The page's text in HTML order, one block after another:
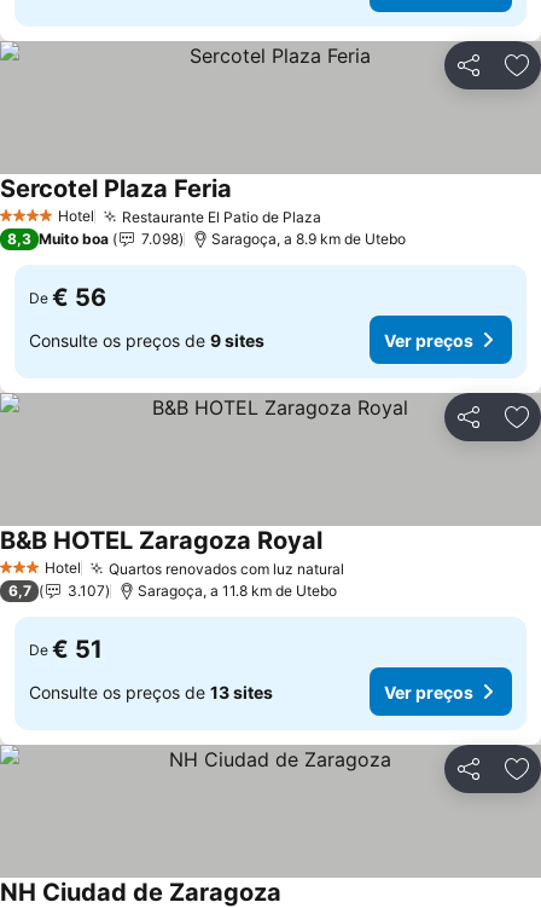
Partilhar
4 EstrelasHotel Restaurante El Patio de Plaza
Sercotel Plaza Feria
8,3 Muito boa 7.098 Saragoça, a 8.9 km de Utebo
De € 56
Consulte os preços de 9 sites Ver preços
Partilhar
3 EstrelasHotel Quartos renovados com luz natural
B&B HOTEL Zaragoza Royal
6,7 3.107 Saragoça, a 11.8 km de Utebo
De € 51
Consulte os preços de 13 sites Ver preços
Partilhar
NH Ciudad de Zaragoza